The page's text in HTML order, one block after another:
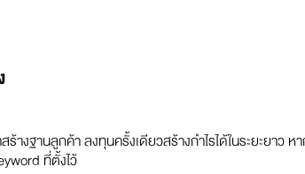
งฐานลูกค้า ลงทุนครั้งเดียวสร้างกำไรได้ในระยะยาว
ที่ตั้งไว้